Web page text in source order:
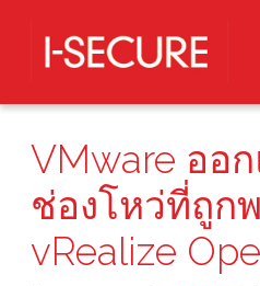
VMware ออ
ช่องโหว่ที่ถูก
vRealize